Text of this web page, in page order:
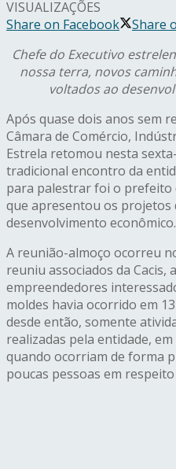
VISUALIZAÇÕES
Share on Facebook
Share
Chefe do Executivo
nossa terra, novos
voltados ao
Após quase dois anos sem
Câmara de Comércio,
Estrela retomou nesta
tradicional encontro da
para palestrar foi o prefeito
que apresentou os projetos
desenvolvimento econômico.
A reunião-almoço ocorreu
reuniu associados da Cacis,
empreendedores
moldes havia ocorrido em
desde então, somente
realizadas pela entidade,
quando ocorriam de forma
poucas pessoas em